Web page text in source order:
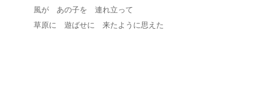
風が あの子を 連れ立って
草原に 遊ばせに 来たように思えた